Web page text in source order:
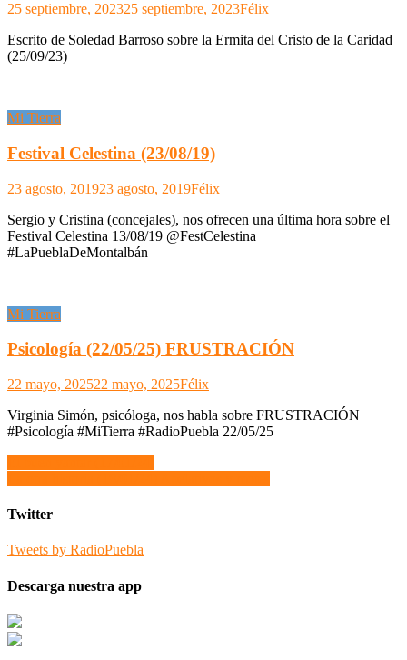
25 septiembre, 202325 septiembre, 2023Félix
Escrito de Soledad Barroso sobre la Ermita del Cristo de la Caridad
(25/09/23)
Mi Tierra
Festival Celestina (23/08/19)
23 agosto, 201923 agosto, 2019Félix
Sergio y Cristina (concejales), nos ofrecen una última hora sobre el
Festival Celestina 13/08/19 @FestCelestina
#LaPueblaDeMontalbán
Mi Tierra
Psicología (22/05/25) FRUSTRACIÓN
22 mayo, 202522 mayo, 2025Félix
Virginia Simón, psicóloga, nos habla sobre FRUSTRACIÓN
#Psicología #MiTierra #RadioPuebla 22/05/25
Navegación
de
entradas
Twitter
Tweets by RadioPuebla
Descarga nuestra app